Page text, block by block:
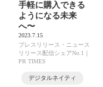
手軽に購入できる
ようになる未来
へ〜
2023.7.15
プレスリリース・ニュース
リリース配信シェアNo.1｜
PR TIMES
デジタルネイティ